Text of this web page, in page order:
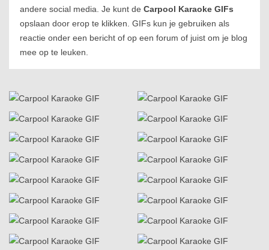
andere social media. Je kunt de Carpool Karaoke GIFs
opslaan door erop te klikken. GIFs kun je gebruiken als
reactie onder een bericht of op een forum of juist om je blog
mee op te leuken.